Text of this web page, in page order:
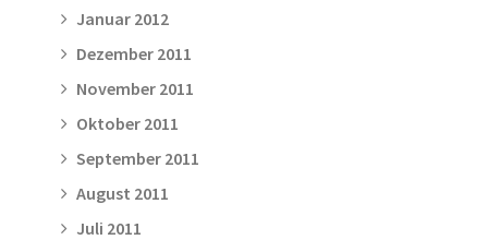
Januar 2012
Dezember 2011
November 2011
Oktober 2011
September 2011
August 2011
Juli 2011